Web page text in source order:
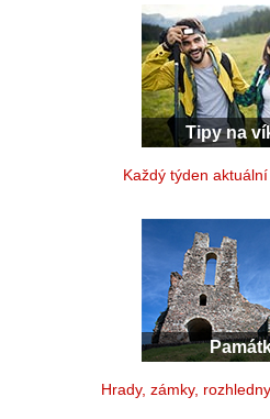
Tipy na
Každý týden
Hrady, zámky,